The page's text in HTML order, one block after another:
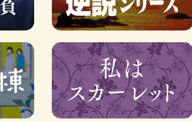
著／デボラ・イン…